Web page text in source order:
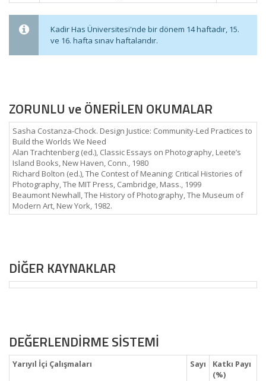
Kadir Has Üniversitesi'nde bir dönem 14 haftadır, 15.
ve 16. hafta sınav haftalarıdır.
ZORUNLU ve ÖNERİLEN OKUMALAR
Sasha Costanza-Chock. Design Justice: Community-Led Practices to
Build the Worlds We Need
Alan Trachtenberg (ed.), Classic Essays on Photography, Leete’s
Island Books, New Haven, Conn., 1980
Richard Bolton (ed.), The Contest of Meaning: Critical Histories of
Photography, The MIT Press, Cambridge, Mass., 1999
Beaumont Newhall, The History of Photography, The Museum of
Modern Art, New York, 1982.
DİĞER KAYNAKLAR
DEĞERLENDİRME SİSTEMİ
Yarıyıl İçi Çalışmaları Sayı
Katkı Payı
(%)